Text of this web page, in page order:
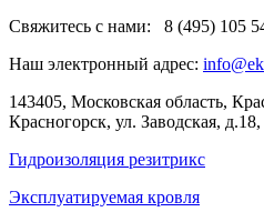
Свяжитесь с нами:
8 (495) 105
Наш электронный адрес:
143405, Московская область,
Красногорск, ул. Заводская,
Гидроизоляция резитрикс
Эксплуатируемая кровля